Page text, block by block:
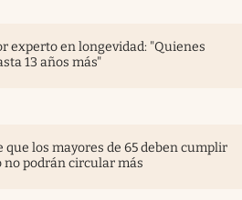
experto en longevidad: "Quienes
13 años más"
que los mayores de 65 deben cumplir
podrán circular más